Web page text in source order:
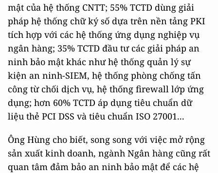
mật của hệ thống CNTT; 55% TCTD dùng giải
pháp hệ thống chữ ký số dựa trên nền tảng PKI
tích hợp với các hệ thống ứng dụng nghiệp vụ
ngân hàng; 35% TCTD đầu tư các giải pháp an
ninh bảo mật khác như hệ thống quản lý sự
kiện an ninh-SIEM, hệ thống phòng chống tấn
công từ chối dịch vụ, hệ thống firewall lớp ứng
dụng; hơn 60% TCTD áp dụng tiêu chuẩn dữ
liệu thẻ PCI DSS và tiêu chuẩn ISO 27001...
Ông Hùng cho biết, song song với việc mở rộng
sản xuất kinh doanh, ngành Ngân hàng cũng rất
quan tâm đảm bảo an ninh bảo mật để các hệ